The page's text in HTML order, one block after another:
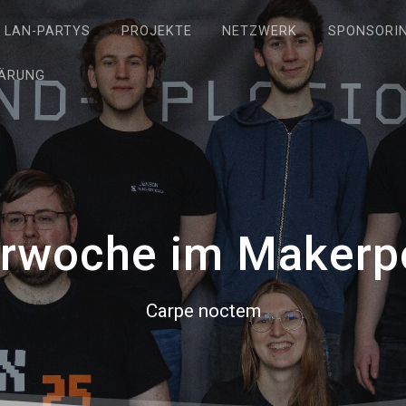
LAN-PARTYS PROJEKTE NETZWERK
im
Carpe noctem